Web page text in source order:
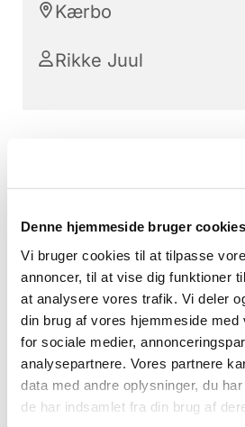
Denne hjemmeside bruger cookies
Vi bruger cookies til at tilpasse
annoncer, til at vise dig funktioner
at analysere vores trafik. Vi deler
din brug af vores hjemmeside med
for sociale medier,
analysepartnere. Vores partnere
data med andre oplysninger, du
de har indsamlet fra din brug af
Kærbo
Rikke Juul
lide...